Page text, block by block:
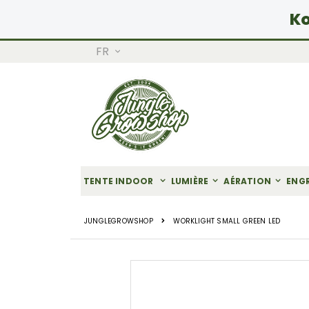
AllezLANGUE
FR
TENTE INDOOR LUMIÈRE AÉRATION
JUNGLEGROWSHOP WORKLIGHT SMALL GREEN LED